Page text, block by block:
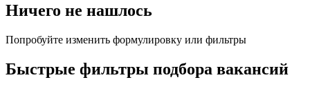
Ничего не нашлось
Попробуйте изменить формулировку или фильтры
Быстрые фильтры подбора вакансий